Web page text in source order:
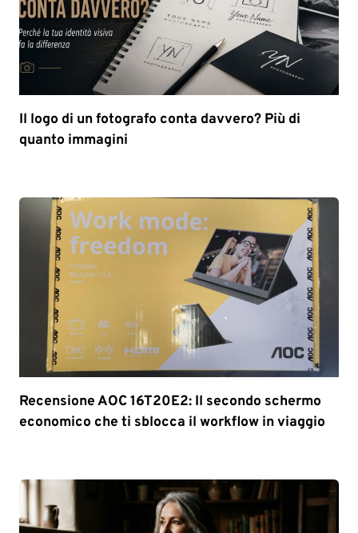
Il logo di un fotografo conta davvero? Più di
quanto immagini
Recensione AOC 16T20E2: Il secondo schermo
economico che ti sblocca il workflow in viaggio